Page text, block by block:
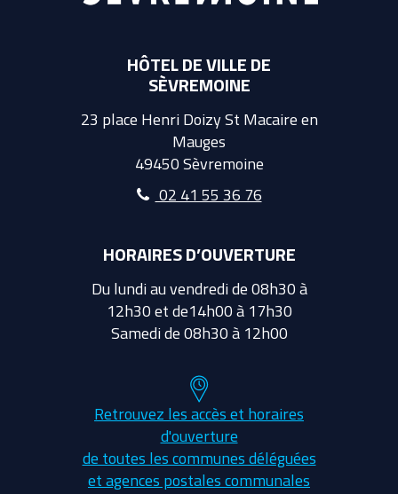
HÔTEL DE VILLE DE
SÈVREMOINE
23 place Henri Doizy St Macaire en
Mauges
49450 Sèvremoine
02 41 55 36 76
HORAIRES D’OUVERTURE
Du lundi au vendredi de 08h30 à
12h30 et de14h00 à 17h30
Samedi de 08h30 à 12h00
Retrouvez les accès et horaires
d'ouverture
de toutes les communes déléguées
et agences postales communales